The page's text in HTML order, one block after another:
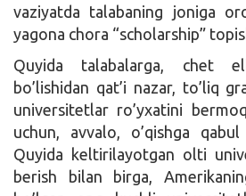
vaziyatda talabaning joniga
yagona chora “scholarship”
Quyida talabalarga, chet
bo’lishidan qat’i nazar, to’liq
universitetlar ro’yxatini
uchun, avvalo, o’qishga
Quyida keltirilayotgan olti
berish bilan birga,